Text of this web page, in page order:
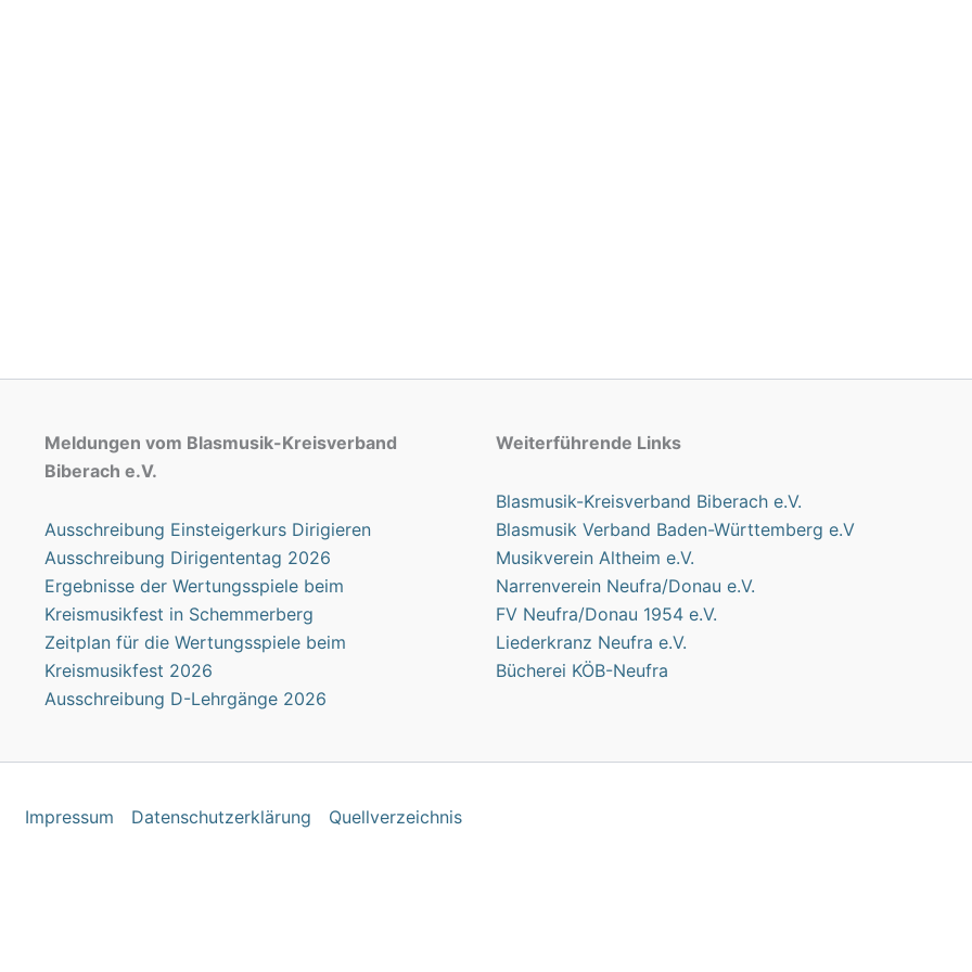
Meldungen vom Blasmusik-Kreisverband
Biberach e.V.
Ausschreibung Einsteigerkurs Dirigieren
Ausschreibung Dirigententag 2026
Ergebnisse der Wertungsspiele beim
Kreismusikfest in Schemmerberg
Zeitplan für die Wertungsspiele beim
Kreismusikfest 2026
Ausschreibung D-Lehrgänge 2026
Weiterführende Links
Blasmusik-Kreisverband Biberach e.V.
Blasmusik Verband Baden-Württemberg e.V
Musikverein Altheim e.V.
Narrenverein Neufra/Donau e.V.
FV Neufra/Donau 1954 e.V.
Liederkranz Neufra e.V.
Bücherei KÖB-Neufra
Impres­sum Daten­schutz­er­klä­rung Quell­ver­zeich­nis